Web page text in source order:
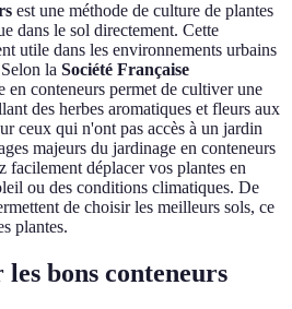
est une méthode de culture de plantes
dans le sol directement. Cette
utile dans les environnements urbains
la Société Française
en conteneurs permet de cultiver une
des herbes aromatiques et fleurs aux
ceux qui n'ont pas accès à un jardin
majeurs du jardinage en conteneurs
facilement déplacer vos plantes en
ou des conditions climatiques. De
de choisir les meilleurs sols, ce
plantes.
bons conteneurs